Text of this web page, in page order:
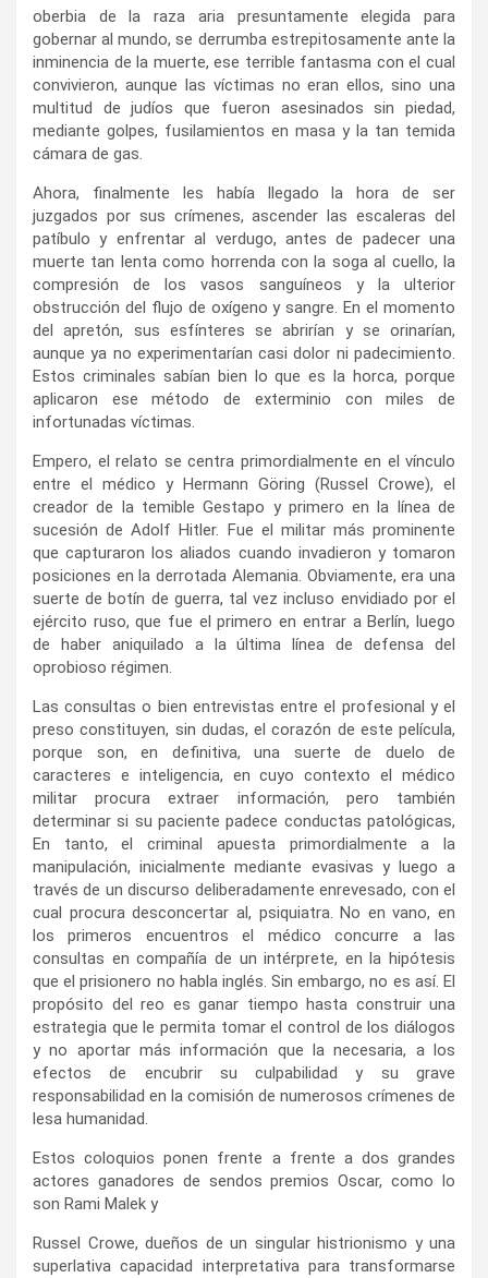
oberbia de la raza aria presuntamente elegida para
gobernar al mundo, se derrumba estrepitosamente ante la
inminencia de la muerte, ese terrible fantasma con el cual
convivieron, aunque las víctimas no eran ellos, sino una
multitud de judíos que fueron asesinados sin piedad,
mediante golpes, fusilamientos en masa y la tan temida
cámara de gas.
Ahora, finalmente les había llegado la hora de ser
juzgados por sus crímenes, ascender las escaleras del
patíbulo y enfrentar al verdugo, antes de padecer una
muerte tan lenta como horrenda con la soga al cuello, la
compresión de los vasos sanguíneos y la ulterior
obstrucción del flujo de oxígeno y sangre. En el momento
del apretón, sus esfínteres se abrirían y se orinarían,
aunque ya no experimentarían casi dolor ni padecimiento.
Estos criminales sabían bien lo que es la horca, porque
aplicaron ese método de exterminio con miles de
infortunadas víctimas.
Empero, el relato se centra primordialmente en el vínculo
entre el médico y Hermann Göring (Russel Crowe), el
creador de la temible Gestapo y primero en la línea de
sucesión de Adolf Hitler. Fue el militar más prominente
que capturaron los aliados cuando invadieron y tomaron
posiciones en la derrotada Alemania. Obviamente, era una
suerte de botín de guerra, tal vez incluso envidiado por el
ejército ruso, que fue el primero en entrar a Berlín, luego
de haber aniquilado a la última línea de defensa del
oprobioso régimen.
Las consultas o bien entrevistas entre el profesional y el
preso constituyen, sin dudas, el corazón de este película,
porque son, en definitiva, una suerte de duelo de
caracteres e inteligencia, en cuyo contexto el médico
militar procura extraer información, pero también
determinar si su paciente padece conductas patológicas,
En tanto, el criminal apuesta primordialmente a la
manipulación, inicialmente mediante evasivas y luego a
través de un discurso deliberadamente enrevesado, con el
cual procura desconcertar al, psiquiatra. No en vano, en
los primeros encuentros el médico concurre a las
consultas en compañía de un intérprete, en la hipótesis
que el prisionero no habla inglés. Sin embargo, no es así. El
propósito del reo es ganar tiempo hasta construir una
estrategia que le permita tomar el control de los diálogos
y no aportar más información que la necesaria, a los
efectos de encubrir su culpabilidad y su grave
responsabilidad en la comisión de numerosos crímenes de
lesa humanidad.
Estos coloquios ponen frente a frente a dos grandes
actores ganadores de sendos premios Oscar, como lo
son Rami Malek y
Russel Crowe, dueños de un singular histrionismo y una
superlativa capacidad interpretativa para transformarse